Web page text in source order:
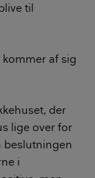
til
af sig
der
lige over for
beslutningen
i